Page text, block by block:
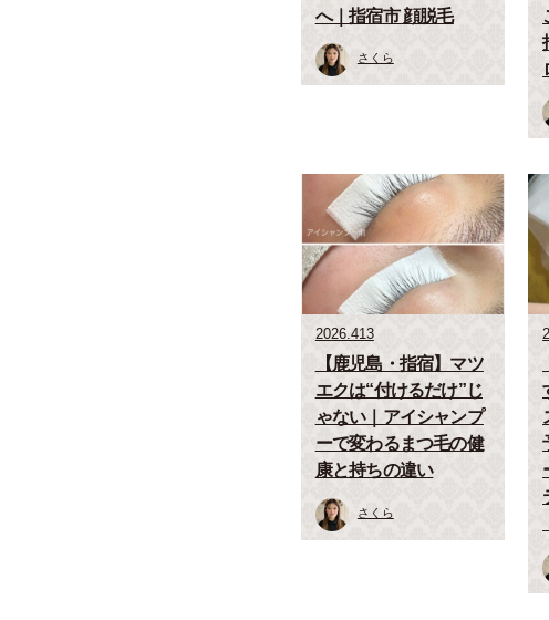
へ｜指宿市 顔脱毛
さくら
2026.413
【鹿児島・指宿】マツ
エクは“付けるだけ”じ
ゃない｜アイシャンプ
ーで変わるまつ毛の健
康と持ちの違い
さくら